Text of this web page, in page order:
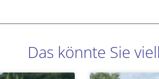
Das könnte Sie